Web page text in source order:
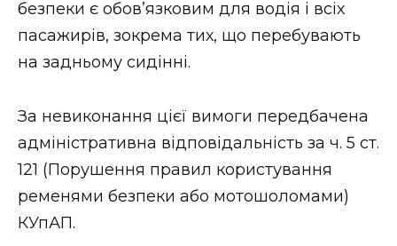
безпеки є обов’язковим для водія і всіх
пасажирів, зокрема тих, що перебувають
на задньому сидінні.
За невиконання цієї вимоги передбачена
адміністративна відповідальність за ч. 5 ст.
121 (Порушення правил користування
ременями безпеки або мотошоломами)
КУпАП.